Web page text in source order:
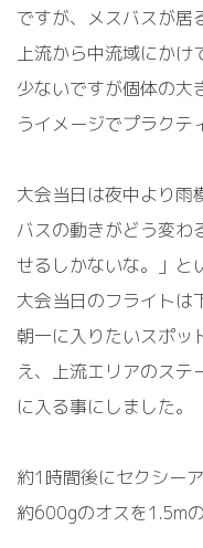
ですが、メスバスが居
上流から中流域にか
少ないですが個体の大
うイメージでプラクテ
大会当日は夜中より雨
バスの動きがどう変わ
せるしかないな。」と
大会当日のフライトは
朝一に入りたいスポッ
え、上流エリアのステ
に入る事にしました。
約1時間後にセクシー
約600gのオスを1.5m